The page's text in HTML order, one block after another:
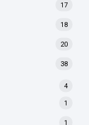
17
18
20
38
4
1
1